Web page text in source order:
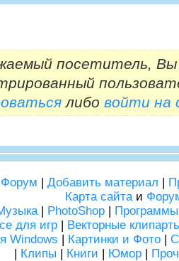
посетитель, Вы
либо войти на
Форум | Добавить материал |
Карта сайтаи
| PhotoShop | Программы
для игр | Векторные
Windows | Картинки и Фото|
| Клипы | Книги | Юмор |